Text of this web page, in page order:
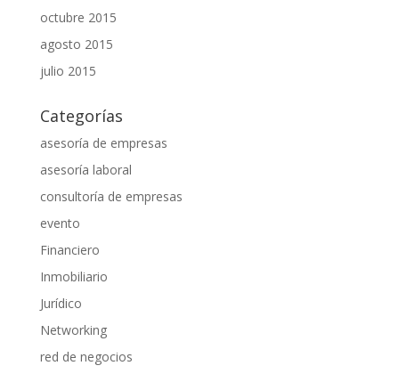
octubre 2015
agosto 2015
julio 2015
Categorías
asesoría de empresas
asesoría laboral
consultoría de empresas
evento
Financiero
Inmobiliario
Jurídico
Networking
red de negocios